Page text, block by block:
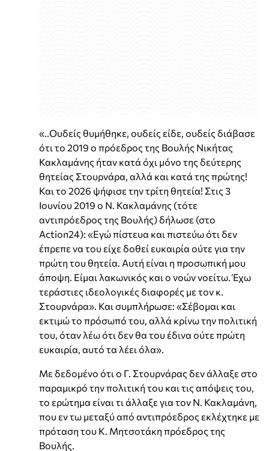
«..Ουδείς θυμήθηκε, ουδείς είδε, ουδείς διάβασε
ότι το 2019 ο πρόεδρος της Βουλής Νικήτας
Κακλαμάνης ήταν κατά όχι μόνο της δεύτερης
θητείας Στουρνάρα, αλλά και κατά της πρώτης!
Και το 2026 ψήφισε την τρίτη θητεία! Στις 3
Ιουνίου 2019 ο Ν. Κακλαμάνης (τότε
αντιπρόεδρος της Βουλής) δήλωσε (στο
Action24): «Εγώ πίστευα και πιστεύω ότι δεν
έπρεπε να του είχε δοθεί ευκαιρία ούτε για την
πρώτη του θητεία. Αυτή είναι η προσωπική μου
άποψη. Είμαι λακωνικός και ο νοών νοείτω. Έχω
τεράστιες ιδεολογικές διαφορές με τον κ.
Στουρνάρα». Και συμπλήρωσε: «Σέβομαι και
εκτιμώ το πρόσωπό του, αλλά κρίνω την πολιτική
του, όταν λέω ότι δεν θα του έδινα ούτε πρώτη
ευκαιρία, αυτό τα λέει όλα».
Με δεδομένο ότι ο Γ. Στουρνάρας δεν άλλαξε στο
παραμικρό την πολιτική του και τις απόψεις του,
το ερώτημα είναι τι άλλαξε για τον Ν. Κακλαμάνη,
που εν τω μεταξύ από αντιπρόεδρος εκλέχτηκε με
πρόταση του Κ. Μητσοτάκη πρόεδρος της
Βουλής.